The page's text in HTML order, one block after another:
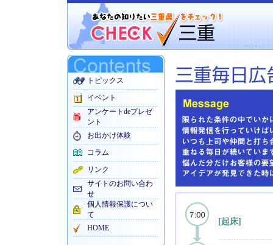
トピックス
イベント
アンケートdeプレゼ
ント
お出かけ体験
コラム
リンク
サイトのお問い合わ
せ
個人情報保護につい
て
HOME
[起床]